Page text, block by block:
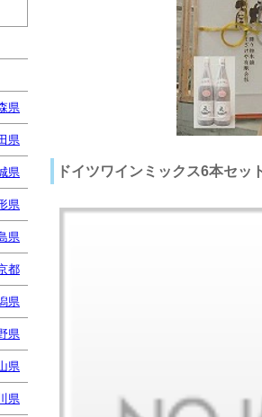
ドイツワインミックス6本セ
県
県
県
県
県
都
県
県
県
県